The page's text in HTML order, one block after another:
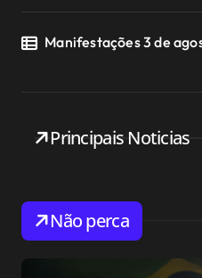
Manifestações 3 de
Principais Noticias
Não perca